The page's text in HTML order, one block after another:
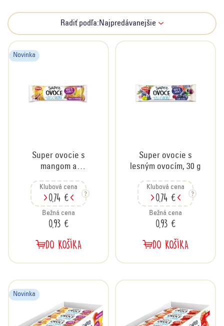
R
a
d
e
Radiť podľa: Najpredávanejšie
k
t
o
v Novinka
Super ovocie s
mangom a
Klubová cena
0,74 €
Bežná cena
0,93 €
DO KOŠÍKA
Super ovocie s
lesným ovocím, 30 g
Klubová cena
0,74 €
Bežná cena
0,93 €
DO KOŠÍKA
Novinka